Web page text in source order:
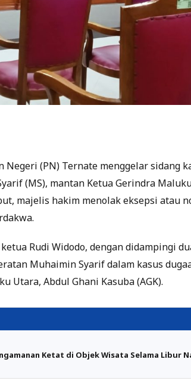
Negeri (PN) Ternate menggelar sidang
(MS), mantan Ketua Gerindra
majelis hakim menolak eksepsi atau
Rudi Widodo, dengan didampingi
Muhaimin Syarif dalam kasus
Utara, Abdul Ghani Kasuba (AGK).
Ketat di Objek Wisata Selama Libur